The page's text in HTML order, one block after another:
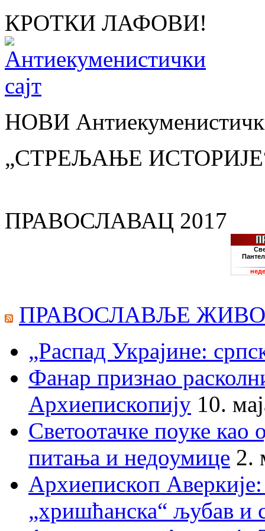
КРОТКИ ЛАФОВИ!
НОВИ
„СТРЕЉАЊЕ
ПРАВОСЛАВАЦ 2017
ПРАВОСЛАВЉЕ
„Распад Украјине:
Фанар признао
Архиепископију 10.
Светоотачке поуке као
питања и недоумице 2.
Архиепископ
„хришћанска“ љубав и